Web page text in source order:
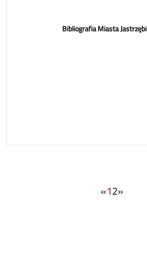
Bibliografia Miasta
«12»